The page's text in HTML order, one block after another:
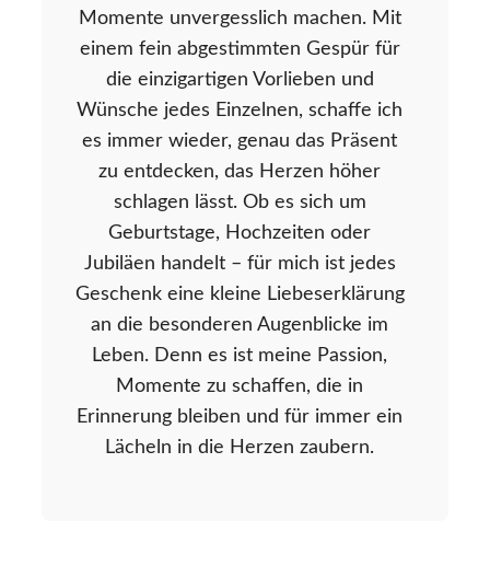
Momente unvergesslich machen. Mit
einem fein abgestimmten Gespür für
die einzigartigen Vorlieben und
Wünsche jedes Einzelnen, schaffe ich
es immer wieder, genau das Präsent
zu entdecken, das Herzen höher
schlagen lässt. Ob es sich um
Geburtstage, Hochzeiten oder
Jubiläen handelt – für mich ist jedes
Geschenk eine kleine Liebeserklärung
an die besonderen Augenblicke im
Leben. Denn es ist meine Passion,
Momente zu schaffen, die in
Erinnerung bleiben und für immer ein
Lächeln in die Herzen zaubern.